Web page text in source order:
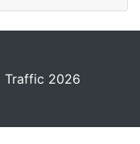
2026